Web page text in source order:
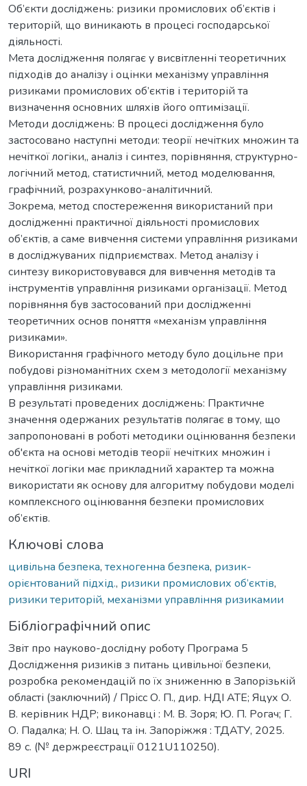
Об’єкти досліджень: ризики промислових об’єктів і
територій, що виникають в процесі господарської
діяльності.
Мета дослідження полягає у висвітленні теоретичних
підходів до аналізу і оцінки механізму управління
ризиками промислових об’єктів і територій та
визначення основних шляхів його оптимізації.
Методи досліджень: В процесі дослідження було
застосовано наступні методи: теорії нечітких множин та
нечіткої логіки,, аналіз і синтез, порівняння, структурно-
логічний метод, статистичний, метод моделювання,
графічний, розрахунково-аналітичний.
Зокрема, метод спостереження використаний при
дослідженні практичної діяльності промислових
об’єктів, а саме вивчення системи управління ризиками
в досліджуваних підприємствах. Метод аналізу і
синтезу використовувався для вивчення методів та
інструментів управління ризиками організації. Метод
порівняння був застосований при дослідженні
теоретичних основ поняття «механізм управління
ризиками».
Використання графічного методу було доцільне при
побудові різноманітних схем з методології механізму
управління ризиками.
В результаті проведених досліджень: Практичне
значення одержаних результатів полягає в тому, що
запропоновані в роботі методики оцінювання безпеки
об'єкта на основі методів теорії нечітких множин і
нечіткої логіки має прикладний характер та можна
використати як основу для алгоритму побудови моделі
комплексного оцінювання безпеки промислових
об’єктів.
Ключові слова
цивільна безпека, техногенна безпека, ризик-
орієнтований підхід., ризики промислових об’єктів,
ризики територій, механізми управління ризикамии
Бібліографічний опис
Звіт про науково-дослідну роботу Програма 5
Дослідження ризиків з питань цивільної безпеки,
розробка рекомендацій по їх зниженню в Запорізькій
області (заключний) / Прісс О. П., дир. НДІ АТЕ; Яцух О.
В. керівник НДР; виконавці : М. В. Зоря; Ю. П. Рогач; Г.
О. Падалка; Н. О. Шац та ін. Запоріжжя : ТДАТУ, 2025.
89 с. (№ держреєстрації 0121U110250).
URI